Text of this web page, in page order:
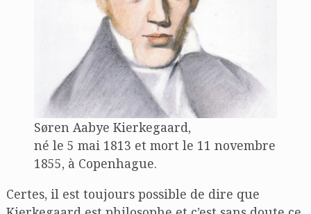
Søren Aabye Kierkegaard,
né le 5 mai 1813 et mort le 11 novembre
1855, à Copenhague.
Certes, il est toujours possible de dire que